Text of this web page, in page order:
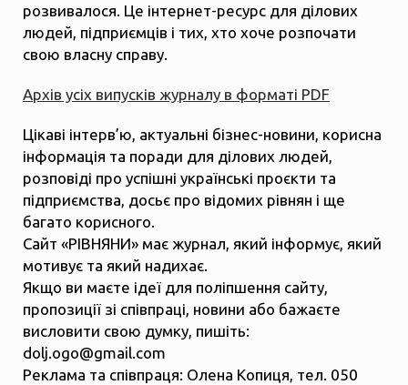
розвивалося. Це інтернет-ресурс для ділових
людей, підприємців і тих, хто хоче розпочати
свою власну справу.
Архів усіх випусків журналу в форматі PDF
Цікаві інтерв’ю, актуальні бізнес-новини, корисна
інформація та поради для ділових людей,
розповіді про успішні українські проєкти та
підприємства, досьє про відомих рівнян і ще
багато корисного.
Сайт «РІВНЯНИ» має журнал, який інформує, який
мотивує та який надихає.
Якщо ви маєте ідеї для поліпшення сайту,
пропозиції зі співпраці, новини або бажаєте
висловити свою думку, пишіть:
dolj.ogo@gmail.com
Реклама та співпраця: Олена Копиця, тел. 050